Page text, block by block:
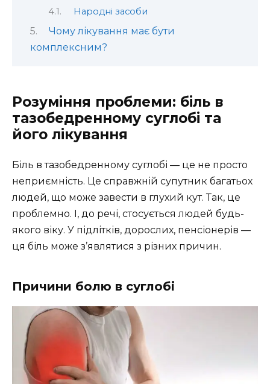
Народні засоби
Чому лікування має бути
комплексним?
Розуміння проблеми: біль в
тазобедренному суглобі та
його лікування
Біль в тазобедренному суглобі — це не просто
неприємність. Це справжній супутник багатьох
людей, що може завести в глухий кут. Так, це
проблемно. І, до речі, стосується людей будь-
якого віку. У підлітків, дорослих, пенсіонерів —
ця біль може з’являтися з різних причин.
Причини болю в суглобі